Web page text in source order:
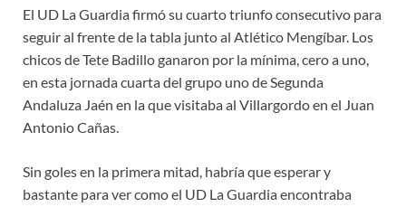
El UD La Guardia firmó su cuarto triunfo consecutivo para
seguir al frente de la tabla junto al Atlético Mengíbar. Los
chicos de Tete Badillo ganaron por la mínima, cero a uno,
en esta jornada cuarta del grupo uno de Segunda
Andaluza Jaén en la que visitaba al Villargordo en el Juan
Antonio Cañas.
Sin goles en la primera mitad, habría que esperar y
bastante para ver como el UD La Guardia encontraba